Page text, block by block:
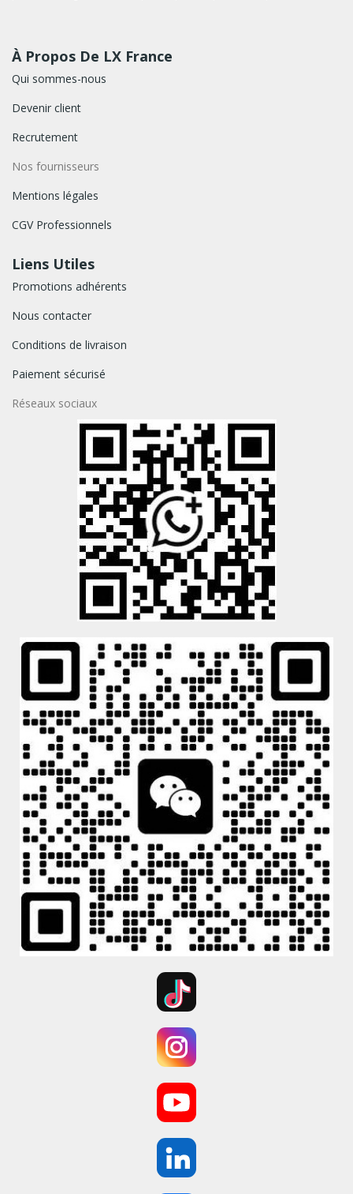
À Propos De LX France
Qui sommes-nous
Devenir client
Recrutement
Nos fournisseurs
Mentions légales
CGV Professionnels
Liens Utiles
Promotions adhérents
Nous contacter
Conditions de livraison
Paiement sécurisé
Réseaux sociaux